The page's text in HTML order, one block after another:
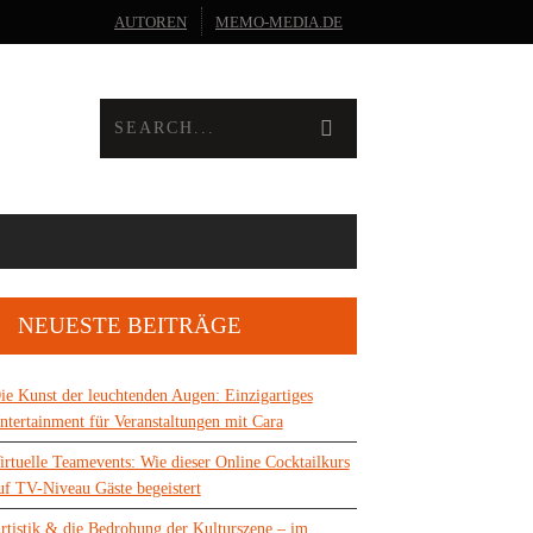
AUTOREN MEMO-MEDIA.DE
NEUESTE BEITRÄGE
Kunst der leuchtenden Augen: Einzigartiges
für Veranstaltungen mit Cara
Teamevents: Wie dieser Online Cocktailkurs
TV-Niveau Gäste begeistert
& die Bedrohung der Kulturszene – im